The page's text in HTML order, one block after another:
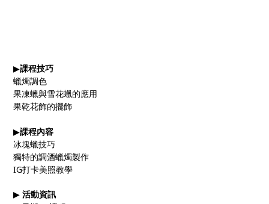
▶課程技巧
蠟燭調色
果凍蠟與雪花蠟的應用
果乾花飾的擺飾
▶課程內容
冰塊蠟技巧
獨特的調酒蠟燭製作
IG打卡美照教學
▶活動資訊